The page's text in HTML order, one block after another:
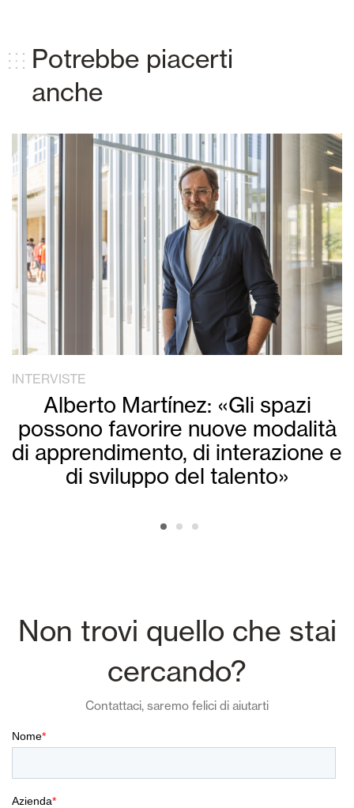
Potrebbe piacerti
anche
INTERVISTE
Alberto Martínez: «Gli spazi
possono favorire nuove modalità
di apprendimento, di interazione e
di sviluppo del talento»
Non trovi quello che stai
cercando?
Contattaci, saremo felici di aiutarti